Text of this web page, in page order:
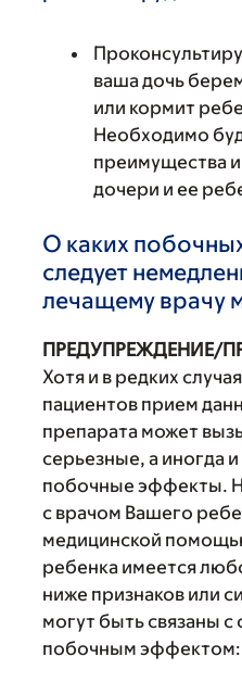
ваша дочь
или кормит
Необходимо
преимущества
дочери и ее
О каких
следует
лечащему врачу
ПРЕДУПРЕЖДЕНИЕ/
Хотя и в редких
пациентов прием
препарата может
серьезные, а иногда
побочные эффекты.
с врачом Вашего
медицинской
ребенка имеется
ниже признаков или
могут быть связаны
побочным эффектом: